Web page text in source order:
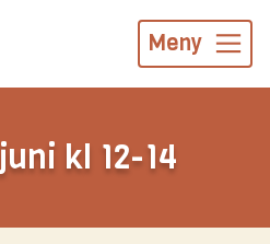
Meny
kl 12-14